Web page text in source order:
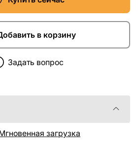
в корзину
Задать вопрос
загрузка